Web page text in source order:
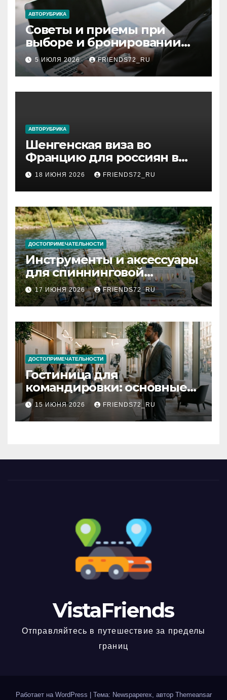
АВТОРУБРИКА
Советы и приемы при
выборе и бронировании
авиабилетов
5 ИЮЛЯ 2026 FRIENDS72_RU
АВТОРУБРИКА
Шенгенская виза во
Францию для россиян в
2026 году: сроки от 3 дней
и список необходимых
документов
18 ИЮНЯ 2026 FRIENDS72_RU
ДОСТОПРИМЕЧАТЕЛЬНОСТИ
Инструменты и аксессуары
для спиннинговой
рыбалки: назначение и
типы
17 ИЮНЯ 2026 FRIENDS72_RU
ДОСТОПРИМЕЧАТЕЛЬНОСТИ
Гостиница для
командировки: основные
критерии выбора
15 ИЮНЯ 2026 FRIENDS72_RU
VistaFriends
Отправляйтесь в путешествие за пределы
границ
Работает на WordPress Тема: Newspaperex, автор Themeansar